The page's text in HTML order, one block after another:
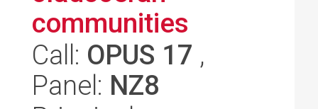
communities
Call: OPUS 17 ,
Panel: NZ8